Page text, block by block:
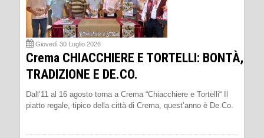
Giovedì 30 Luglio 2026
Crema CHIACCHIERE E TORTELLI: BONTÀ,
TRADIZIONE E DE.CO.
Dall’11 al 16 agosto torna a Crema “Chiacchiere e Tortelli“ Il
piatto regale, tipico della città di Crema, quest’anno è De.Co.